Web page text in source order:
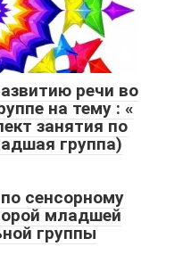
речи во
на тему : «
занятия по
группа)
сенсорному
младшей
группы